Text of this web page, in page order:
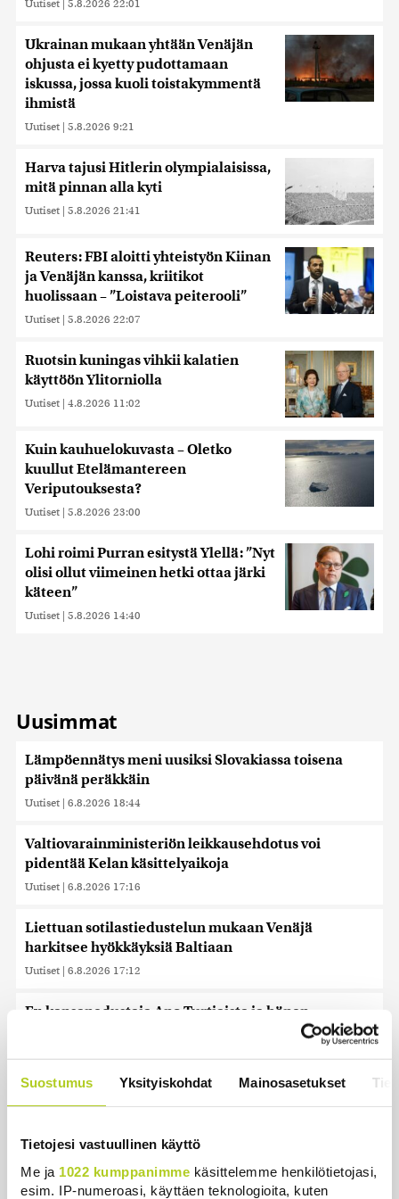
Suostumus Yksityiskohdat Mainosasetukset
Tietojesi vastuullinen käyttö
Me ja 1022 kumppanimme käsittelemme henkilötietojasi,
esim. IP-numeroasi, käyttäen teknologioita, kuten
Uutiset 5.8.2026 22:01
Ukrainan mukaan yhtään Venäjän
ohjusta ei kyetty pudottamaan
iskussa, jossa kuoli toistakymmentä
ihmistä
Uutiset | 5.8.2026 9:21
Harva tajusi Hitlerin olympialaisissa,
mitä pinnan alla kyti
Uutiset | 5.8.2026 21:41
Reuters: FBI aloitti yhteistyön Kiinan
ja Venäjän kanssa, kriitikot
huolissaan – ”Loistava peiterooli”
Uutiset | 5.8.2026 22:07
Ruotsin kuningas vihkii kalatien
käyttöön Ylitorniolla
Uutiset | 4.8.2026 11:02
Kuin kauhuelokuvasta – Oletko
kuullut Etelämantereen
Veriputouksesta?
Uutiset | 5.8.2026 23:00
Lohi roimi Purran esitystä Ylellä: ”Nyt
olisi ollut viimeinen hetki ottaa järki
käteen”
Uutiset | 5.8.2026 14:40
Uusimmat
Lämpöennätys meni uusiksi Slovakiassa toisena
päivänä peräkkäin
Uutiset | 6.8.2026 18:44
Valtiovarainministeriön leikkausehdotus voi
pidentää Kelan käsittelyaikoja
Uutiset | 6.8.2026 17:16
Liettuan sotilastiedustelun mukaan Venäjä
harkitsee hyökkäyksiä Baltiaan
Uutiset | 6.8.2026 17:12
Ex-kansanedustaja Ano Turtiaista ja hänen
vaimoaan syytetään törkeistä talousrikoksista
Hallitus nostaa alijäämän tällä kaudella selvästi
politiikan vaikuttaja